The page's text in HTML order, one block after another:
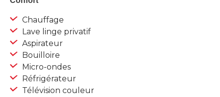
Chauffage
Lave linge privatif
Aspirateur
Bouilloire
Micro-ondes
Réfrigérateur
Télévision couleur